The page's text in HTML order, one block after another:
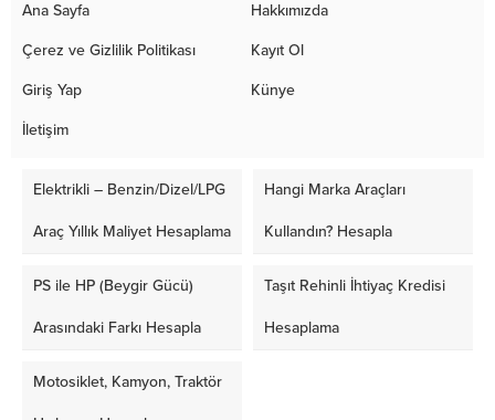
Ana Sayfa Hakkımızda
Çerez ve Gizlilik Politikası Kayıt Ol
Giriş Yap Künye
İletişim
Elektrikli – Benzin/Dizel/LPG
Araç Yıllık Maliyet Hesaplama
Hangi Marka Araçları
Kullandın? Hesapla
PS ile HP (Beygir Gücü)
Arasındaki Farkı Hesapla
Taşıt Rehinli İhtiyaç Kredisi
Hesaplama
Motosiklet, Kamyon, Traktör